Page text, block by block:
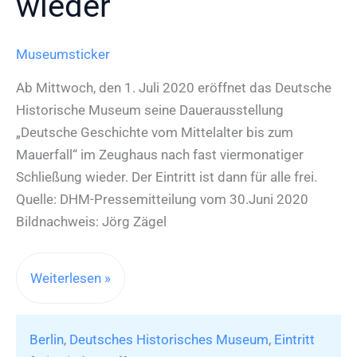
Museumsticker
Ab Mittwoch, den 1. Juli 2020 eröffnet das Deutsche
Historische Museum seine Dauerausstellung
„Deutsche Geschichte vom Mittelalter bis zum
Mauerfall“ im Zeughaus nach fast viermonatiger
Schließung wieder. Der Eintritt ist dann für alle frei.
Quelle: DHM-Pressemitteilung vom 30.Juni 2020
Bildnachweis: Jörg Zägel
Deutsches
eröffnet
Weiterlesen »
Berlin, Deutsches Historisches Museum, Eintritt